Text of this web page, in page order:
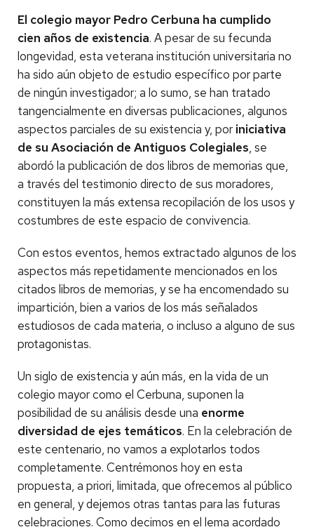
El colegio mayor Pedro Cerbuna ha cumplido
cien años de existencia. A pesar de su fecunda
longevidad, esta veterana institución universitaria no
ha sido aún objeto de estudio específico por parte
de ningún investigador; a lo sumo, se han tratado
tangencialmente en diversas publicaciones, algunos
aspectos parciales de su existencia y, poriniciativa
de su Asociación de Antiguos Colegiales, se
abordó la publicación de dos libros de memorias que,
a través del testimonio directo de sus moradores,
constituyen la más extensa recopilación de los usos y
costumbres de este espacio de convivencia.
Con estos eventos, hemos extractado algunos de los
aspectos más repetidamente mencionados en los
citados libros de memorias, y se ha encomendado su
impartición, bien a varios de los más señalados
estudiosos de cada materia, o incluso a alguno de sus
protagonistas.
Un siglo de existencia y aún más, en la vida de un
colegio mayor como el Cerbuna, suponen la
posibilidad de su análisis desde una enorme
diversidad de ejes temáticos. En la celebración de
este centenario, no vamos a explotarlos todos
completamente. Centrémonos hoy en esta
propuesta, a priori, limitada, que ofrecemos al público
en general, y dejemos otras tantas para las futuras
celebraciones. Como decimos en el lema acordado